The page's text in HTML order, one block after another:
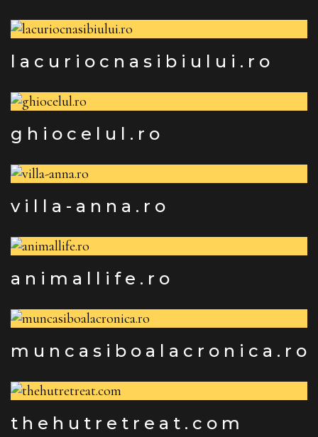
lacuriocnasibiului.ro
ghiocelul.ro
villa-anna.ro
animallife.ro
muncasiboalacronica.ro
thehutretreat.com